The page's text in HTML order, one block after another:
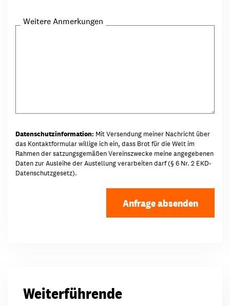
Weitere Anmerkungen
Datenschutzinformation: Mit Versendung meiner Nachricht über
das Kontaktformular willige ich ein, dass Brot für die Welt im
Rahmen der satzungsgemäßen Vereinszwecke meine angegebenen
Daten zur Ausleihe der Austellung verarbeiten darf (§ 6 Nr. 2 EKD-
Datenschutzgesetz).
Weiterführende